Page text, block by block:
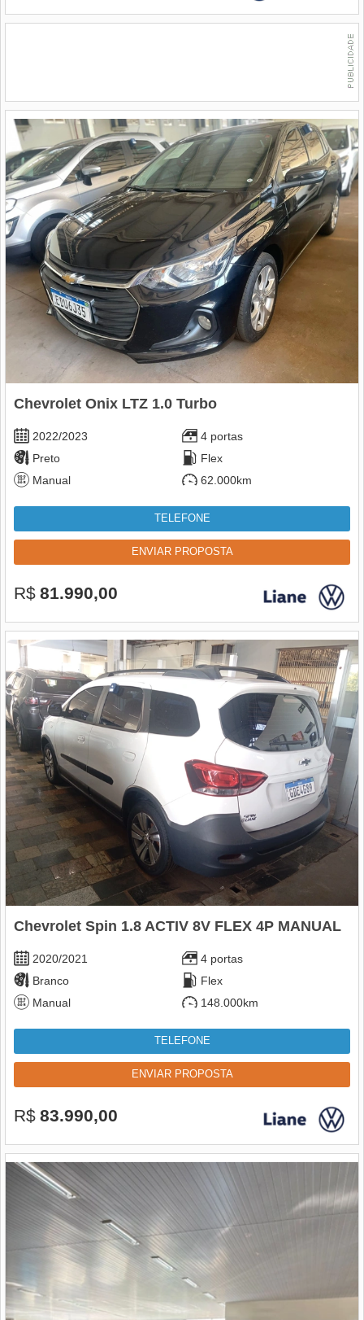
Chevrolet Onix LTZ 1.0 Turbo
2022/2023
4 portas
Preto
Flex
Manual
62.000km
TELEFONE
ENVIAR PROPOSTA
R$ 81.990,00
Chevrolet Spin 1.8 ACTIV 8V FLEX 4P MANUAL
2020/2021
4 portas
Branco
Flex
Manual
148.000km
TELEFONE
ENVIAR PROPOSTA
R$ 83.990,00